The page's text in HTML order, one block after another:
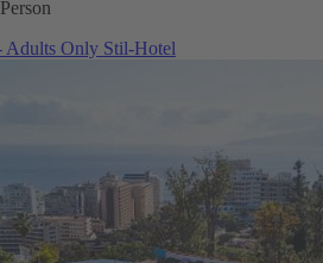
Only Stil-Hotel